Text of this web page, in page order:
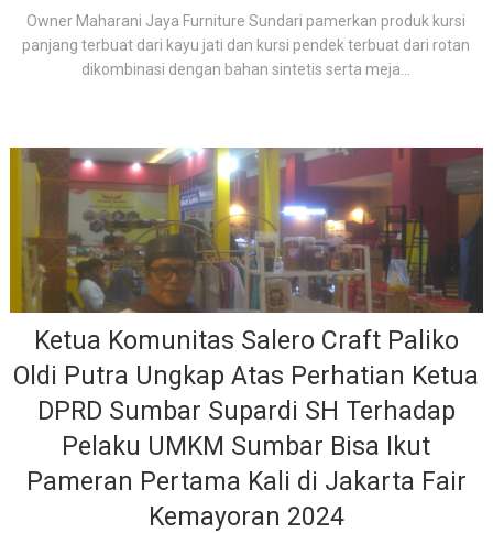
Owner Maharani Jaya Furniture Sundari pamerkan produk kursi
panjang terbuat dari kayu jati dan kursi pendek terbuat dari rotan
dikombinasi dengan bahan sintetis serta meja...
Ketua Komunitas Salero Craft Paliko
Oldi Putra Ungkap Atas Perhatian Ketua
DPRD Sumbar Supardi SH Terhadap
Pelaku UMKM Sumbar Bisa Ikut
Pameran Pertama Kali di Jakarta Fair
Kemayoran 2024